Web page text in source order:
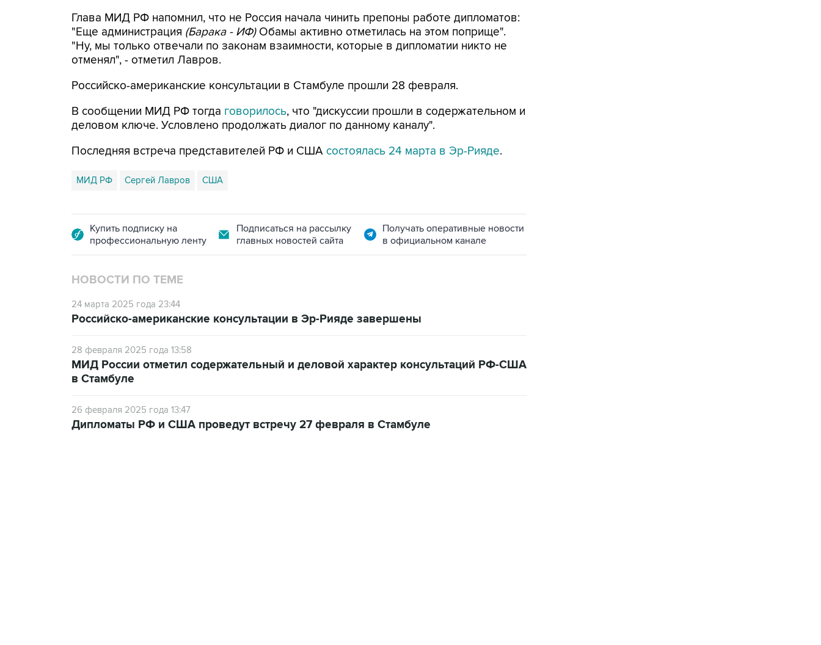
Глава МИД РФ напомнил, что не Россия начала чинить препоны работе дипломатов:
"Еще администрация (Барака - ИФ) Обамы активно отметилась на этом поприще".
"Ну, мы только отвечали по законам взаимности, которые в дипломатии никто не
отменял", - отметил Лавров.
Российско-американские консультации в Стамбуле прошли 28 февраля.
В сообщении МИД РФ тогда говорилось, что "дискуссии прошли в содержательном и
деловом ключе. Условлено продолжать диалог по данному каналу".
Последняя встреча представителей РФ и США состоялась 24 марта в Эр-Рияде.
МИД РФ Сергей Лавров США
Купить подписку на
профессиональную ленту
Подписаться на рассылку
главных новостей сайта
Получать оперативные новости
в официальном канале
НОВОСТИ ПО ТЕМЕ
24 марта 2025 года 23:44
Российско-американские консультации в Эр-Рияде завершены
28 февраля 2025 года 13:58
МИД России отметил содержательный и деловой характер консультаций РФ-США
в Стамбуле
26 февраля 2025 года 13:47
Дипломаты РФ и США проведут встречу 27 февраля в Стамбуле